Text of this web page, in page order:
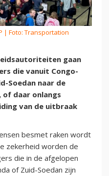
| Foto: Transportation
gaan
die vanuit Congo-
Soedan naar de
of daar onlangs
van de uitbraak
besmet raken wordt
zekerheid worden de
die in de afgelopen
of Zuid-Soedan zijn